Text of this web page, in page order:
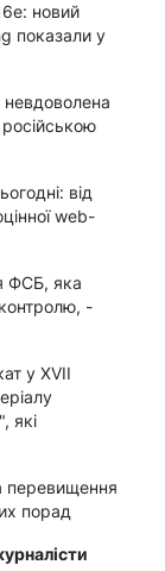
новий
показали у
невдоволена
від
web-
ФСБ, яка
-
у XVII
які
перевищення
порад